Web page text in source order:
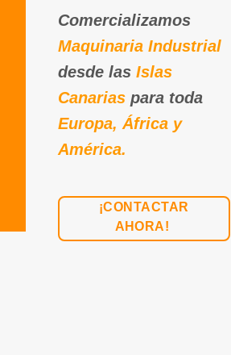
Comercializamos
Maquinaria Industrial
desde las Islas
Canariaspara toda
Europa, África y
América.
¡CONTACTAR
AHORA!